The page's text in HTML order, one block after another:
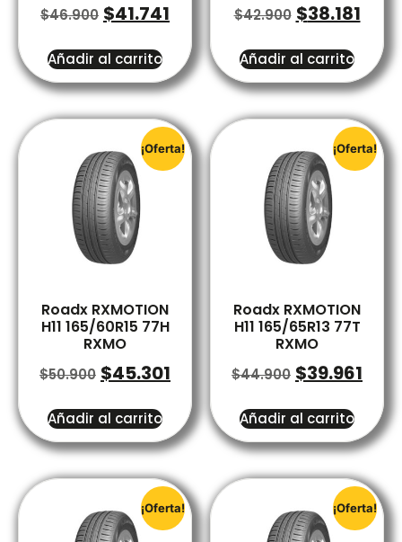
$46.900 $41.741
Añadir al carrito
$42.900 $38.181
Añadir al carrito
¡Oferta!
Roadx RXMOTION
H11 165/60R15 77H
RXMO
$50.900 $45.301
Añadir al carrito
¡Oferta!
Roadx RXMOTION
H11 165/65R13 77T
RXMO
$44.900 $39.961
Añadir al carrito
¡Oferta! ¡Oferta!